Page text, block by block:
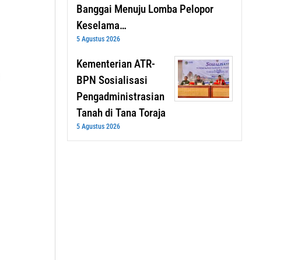
Banggai Menuju Lomba Pelopor
Keselama…
5 Agustus 2026
Kementerian ATR-
BPN Sosialisasi
Pengadministrasian
Tanah di Tana Toraja
5 Agustus 2026